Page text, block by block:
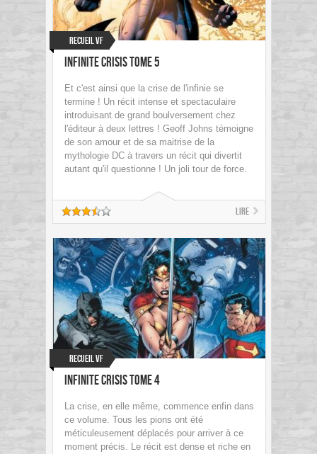
Recueil VF
Infinite Crisis Tome 5
Et c'est ainsi que la crise de l'infinie se
termine ! Un récit intense et spectaculaire
introduisant de grand boulversement chez
l'éditeur à deux lettres ! Geoff Johns témoigne
de son amour et de sa maitrise de la
mythologie DC à travers un récit qui divertit
autant qu'il questionne ! Un joli tour de force.
Lire
Recueil VF
Infinite Crisis Tome 4
La crise, en elle même, commence enfin dans
ce volume. Tous les pions ont été
méticuleusement déplacés pour arriver à ce
moment précis. Le récit est dense et riche en